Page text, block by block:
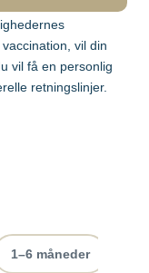
(Difteri-vil din
vil få en personlig
retningslinjer.
1–6 måneder